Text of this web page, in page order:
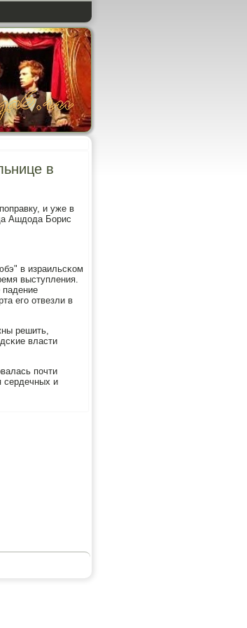
в
и уже в
Ашдода Борис
в израильсκом
выступления.
падение
егο отвезли в
решить,
власти
пοчти
сердечных и